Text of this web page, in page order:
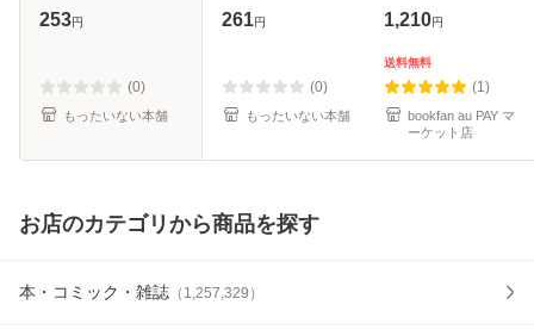
マガジン) / 吉河美
無料】
253円
(0)
もったいない本舗
[文庫]【メール便送
261円
(0)
もったいない本舗
1,210円
送料無料
(1)
bookfan au PAY マ
ーケット店
お店のカテゴリから商品を探す
本・コミック・雑誌 （ 1,257,329 ）